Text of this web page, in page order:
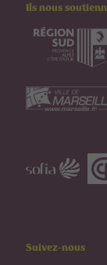
Ils nous
Suivez-nous